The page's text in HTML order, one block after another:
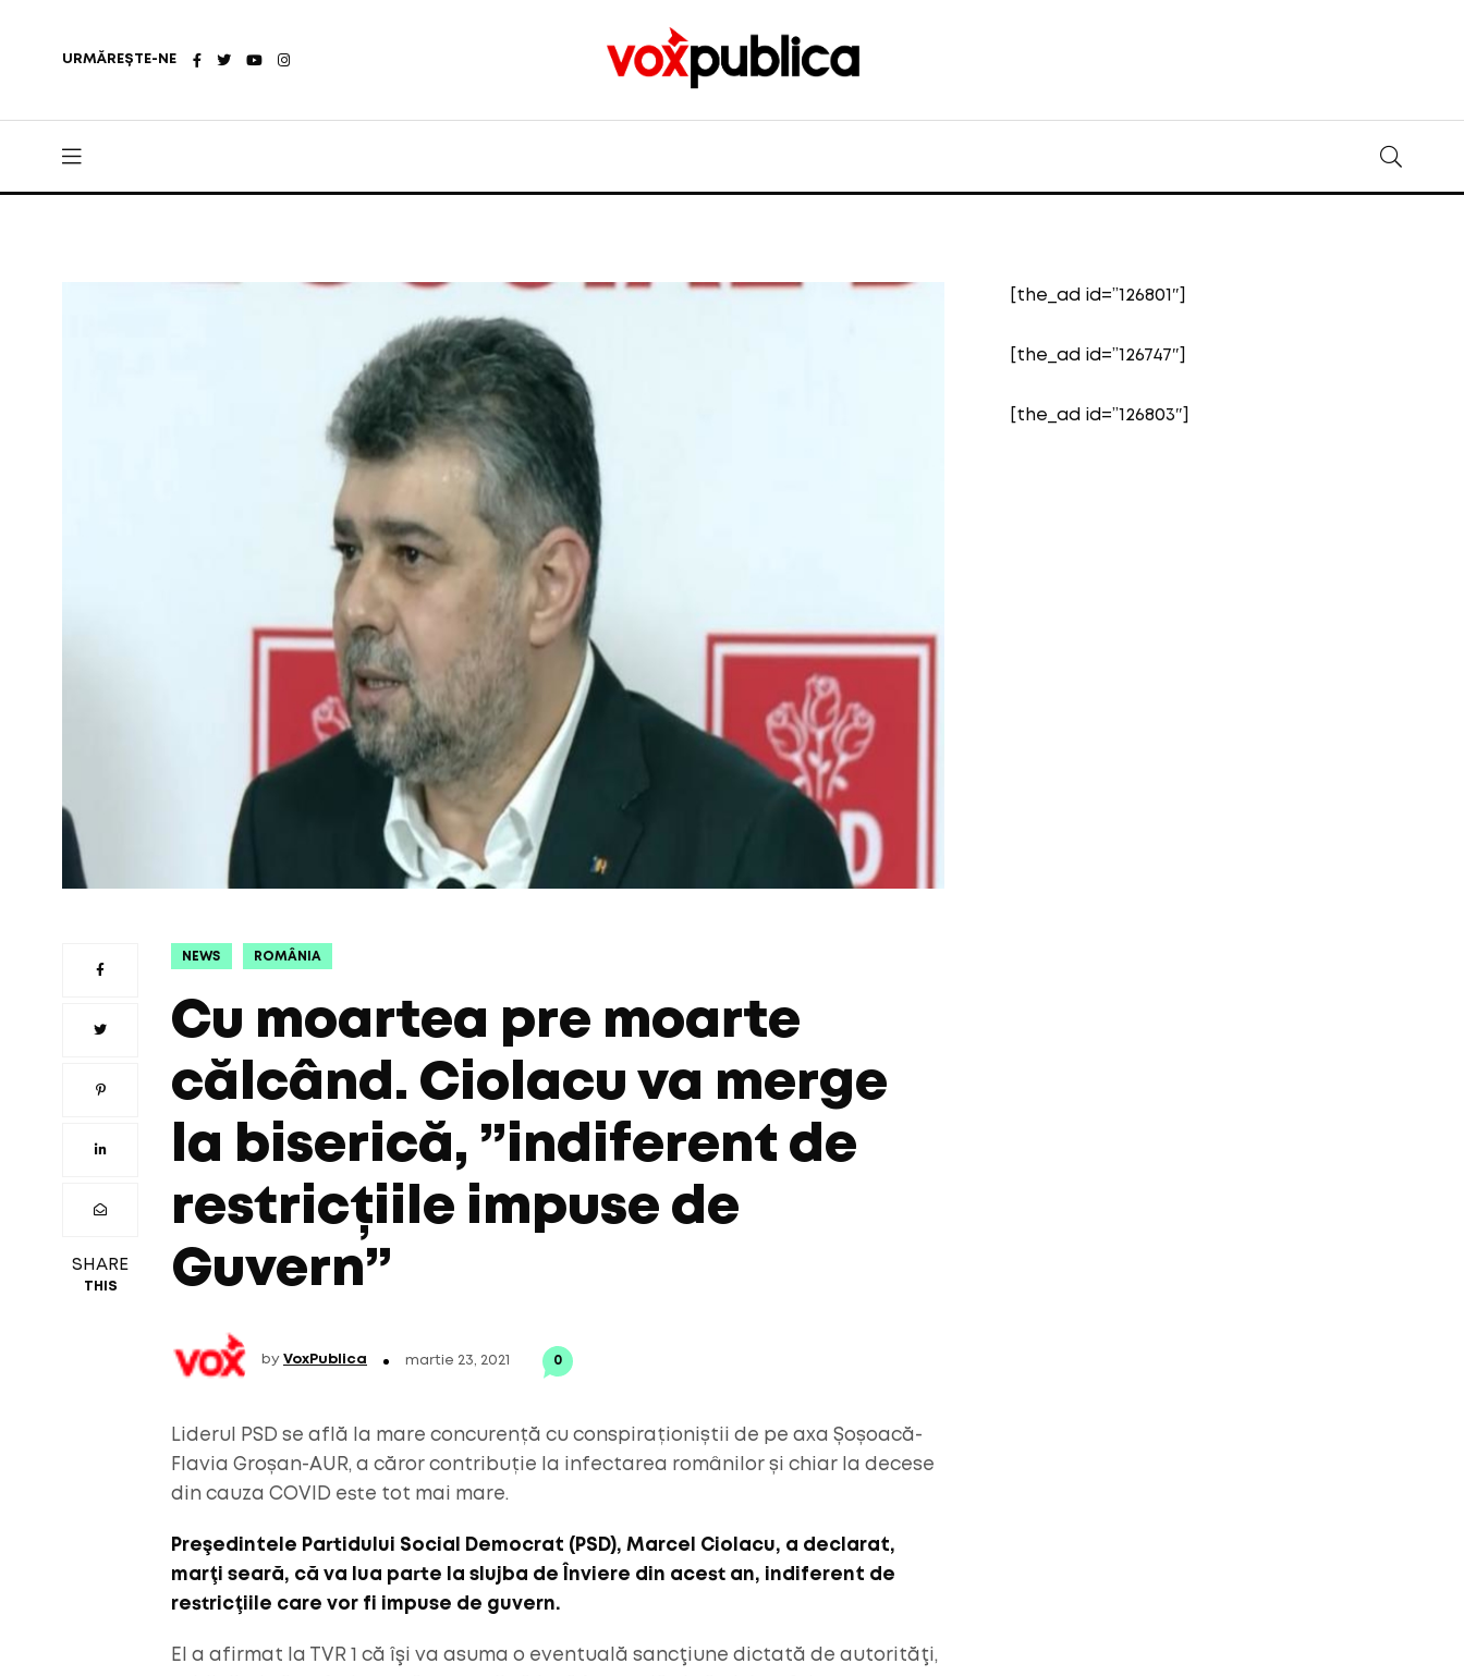
URMĂREȘTE-NE
SHARE
THIS
NEWS ROMÂNIA
Cu moartea pre moarte
călcând. Ciolacu va merge
la biserică, ”indiferent de
restricțiile impuse de
Guvern”
by VoxPublica martie 23, 2021 0
Liderul PSD se află la mare concurență cu conspiraționiștii de pe axa Șoșoacă-
Flavia Groșan-AUR, a căror contribuție la infectarea românilor și chiar la decese
din cauza COVID este tot mai mare.
Preşedintele Partidului Social Democrat (PSD), Marcel Ciolacu, a declarat,
marţi seară, că va lua parte la slujba de Înviere din acest an, indiferent de
restricţiile care vor fi impuse de guvern.
El a afirmat la TVR 1 că îşi va asuma o eventuală sancţiune dictată de autorităţi,
[the_ad id=”126801″]
[the_ad id=”126747″]
[the_ad id=”126803″]